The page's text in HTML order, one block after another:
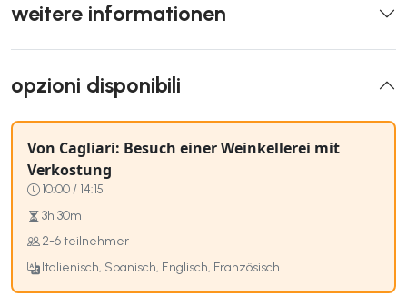
weitere informationen
opzioni disponibili
Von Cagliari: Besuch einer Weinkellerei mit
Verkostung
10:00 / 14:15
3h 30m
2-6 teilnehmer
Italienisch, Spanisch, Englisch, Französisch